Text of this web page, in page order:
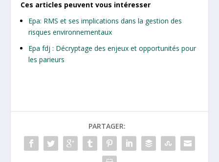
Ces articles peuvent vous intéresser
Epa: RMS et ses implications dans la gestion des
risques environnementaux
Epa fdj : Décryptage des enjeux et opportunités pour
les parieurs
PARTAGER: